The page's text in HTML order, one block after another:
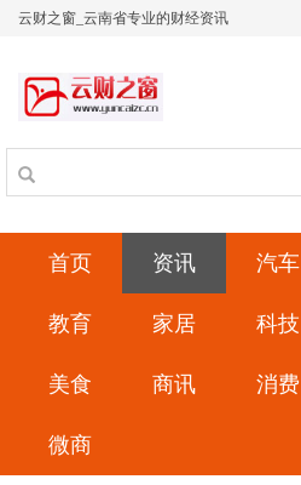
云财之窗_云南省专业的财经资讯
首页 资讯 汽车
教育 家居 科技
美食 商讯 消费
微商